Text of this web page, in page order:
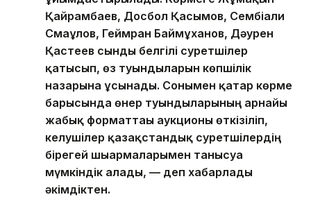
Қайрамбаев, Досбол Қасымов, Сембіғали
Смағұлов, Геймран Баймұханов, Дəурен
Қастеев сынды белгілі суретшілер
қатысып, өз туындыларын көпшілік
назарына ұсынады. Сонымен қатар көрме
барысында өнер туындыларының арнайы
жабық форматтағы аукционы өткізіліп,
келушілер қазақстандық суретшілердің
бірегей шығармаларымен танысуға
мүмкіндік алады, — деп хабарлады
әкімдіктен.